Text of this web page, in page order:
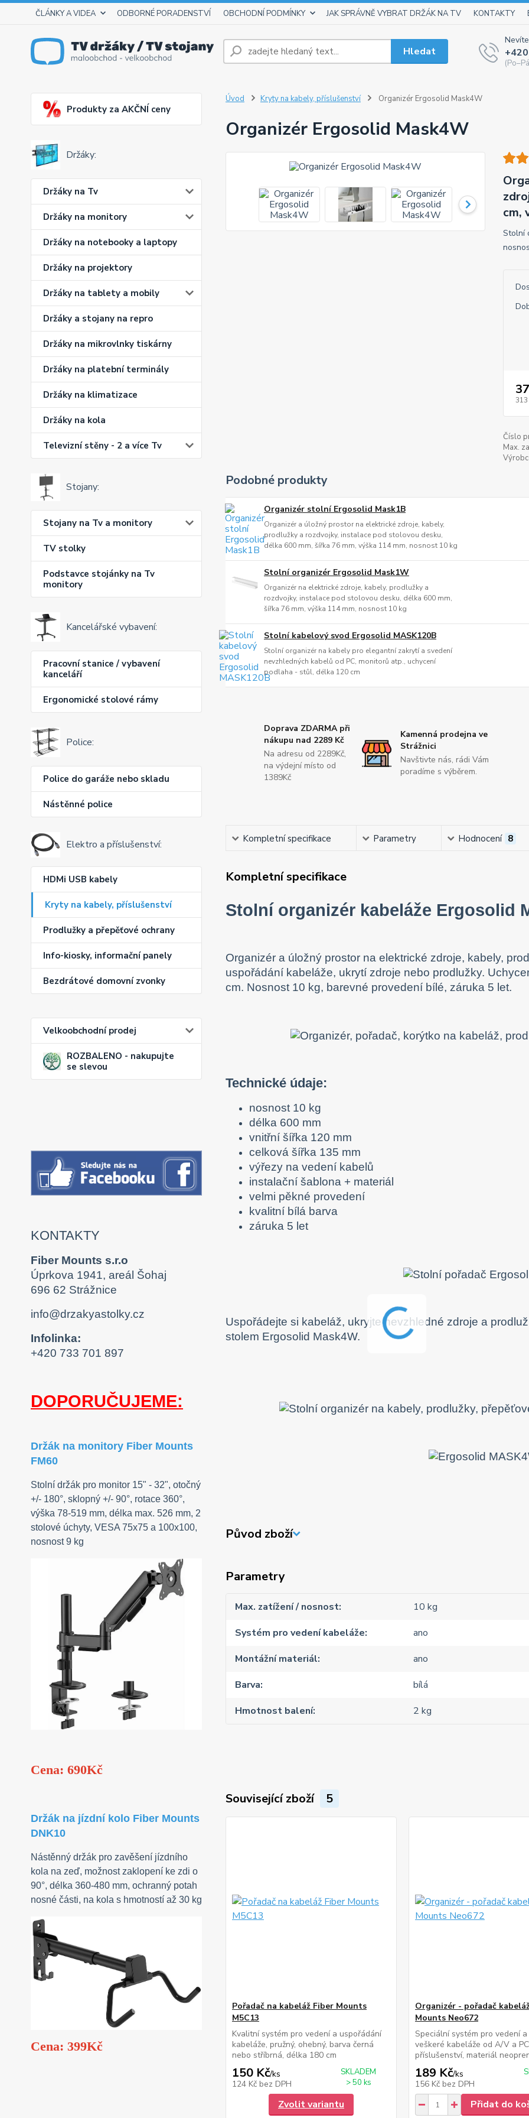
ČLÁNKY A VIDEA ODBORNÉ PORADENSTVÍ OBCHODNÍ PODMÍNKY JAK SPRÁVNĚ VYBRAT DRŽÁK NA TV KONTAKTY
Hledat
Produkty za AKČNÍ ceny
Držáky:
Držáky na Tv
Držáky na monitory
Držáky na notebooky a laptopy
Držáky na projektory
Držáky na tablety a mobily
Držáky a stojany na repro
Držáky na mikrovlnky tiskárny
Držáky na platební terminály
Držáky na klimatizace
Držáky na kola
Televizní stěny - 2 a více Tv
Stojany:
Stojany na Tv a monitory
TV stolky
Podstavce stojánky na Tv
monitory
Kancelářské vybavení:
Pracovní stanice / vybavení
kanceláří
Ergonomické stolové rámy
Police:
Police do garáže nebo skladu
Nástěnné police
Elektro a příslušenství:
HDMi USB kabely
Kryty na kabely, příslušenství
Prodlužky a přepěťové ochrany
Info-kiosky, informační panely
Bezdrátové domovní zvonky
Velkoobchodní prodej
ROZBALENO - nakupujte
se slevou
KONTAKTY
Fiber Mounts s.r.o
Úprkova 1941, areál Šohaj
696 62 Strážnice
info@drzakyastolky.cz
Infolinka:
+420 733 701 897
DOPORUČUJEME:
Držák na monitory Fiber Mounts
FM60
Stolní držák pro monitor 15" - 32", otočný
+/- 180°, sklopný +/- 90°, rotace 360°,
výška 78-519 mm, délka max. 526 mm, 2
stolové úchyty, VESA 75x75 a 100x100,
nosnost 9 kg
Cena: 690Kč
Držák na jízdní kolo Fiber Mounts
DNK10
Nástěnný držák pro zavěšení jízdního
kola na zeď, možnost zaklopení ke zdi o
90°, délka 360-480 mm, ochranný potah
nosné části, na kola s hmotností až 30 kg
Cena: 399Kč
Úvod Kryty na kabely, příslušenství Organizér Ergosolid Mask4W
Organizér Ergosolid Mask4W
cm,
Stolní
313
Číslo
Max.
Podobné produkty
Organizér stolní Ergosolid Mask1B
Organizér a úložný prostor na elektrické zdroje, kabely,
prodlužky a rozdvojky, instalace pod stolovou desku,
délka 600 mm, šířka 76 mm, výška 114 mm, nosnost 10 kg
Stolní organizér Ergosolid Mask1W
Organizér na elektrické zdroje, kabely, prodlužky a
rozdvojky, instalace pod stolovou desku, délka 600 mm,
šířka 76 mm, výška 114 mm, nosnost 10 kg
Stolní kabelový svod Ergosolid MASK120B
Stolní organizér na kabely pro elegantní zakrytí a svedení
nevzhledných kabelů od PC, monitorů atp., uchycení
podlaha - stůl, délka 120 cm
Doprava ZDARMA při
nákupu nad 2289 Kč
Na adresu od 2289Kč,
na výdejní místo od
1389Kč
Kamenná prodejna ve
Strážnici
Navštivte nás, rádi Vám
poradíme s výběrem.
Kompletní specifikace Parametry Hodnocení 8
Kompletní specifikace
Stolní organizér kabeláže Ergosolid
Organizér a úložný prostor na elektrické zdroje, kabely,
uspořádání kabeláže, ukrytí zdroje nebo prodlužky.
cm. Nosnost 10 kg, barevné provedení bílé, záruka 5 let.
Technické údaje:
nosnost 10 kg
délka 600 mm
vnitřní šířka 120 mm
celková šířka 135 mm
výřezy na vedení kabelů
instalační šablona + materiál
velmi pěkné provedení
kvalitní bílá barva
záruka 5 let
Uspořádejte si kabeláž, ukryjte nevzhledné zdroje a
stolem Ergosolid Mask4W.
Původ zboží
Parametry
Max. zatížení / nosnost
10 kg
Systém pro vedení kabeláže
ano
Montážní materiál
ano
Barva
bílá
Hmotnost balení
2 kg
Související zboží 5
Pořadač na kabeláž Fiber Mounts
M5C13
Kvalitní systém pro vedení a uspořádání
kabeláže, pružný, ohebný, barva černá
nebo stříbrná, délka 180 cm
150 Kč/ks
124 Kč bez DPH
SKLADEM
> 50 ks
Zvolit variantu
Organizér - pořadač
Mounts Neo672
Speciální systém pro vedení
veškeré kabeláže od A/V a PC
příslušenství, materiál
189 Kč/ks
156 Kč bez DPH
Přidat do